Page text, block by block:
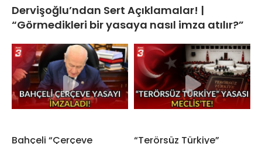
Dervişoğlu’ndan Sert Açıklamalar! |
“Görmedikleri bir yasaya nasıl imza atılır?”
Bahçeli “Çerçeve
“Terörsüz Türkiye”